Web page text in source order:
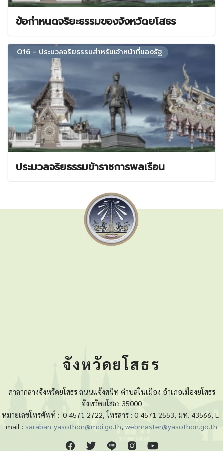
ข้อกำหนดจริยะธรรมของจังหวัดยโสธร
O16 - ประมวลจริยธรรมสำหรับเจ้าหน้าที่ของรัฐ
ประมวลจริยธรรมข้าราชการพลเรือน
จังหวัดยโสธร
ศาลากลางจังหวัดยโสธร ถนนแจ้งสนิท ตำบลในเมือง อำเภอเมืองยโสธร
จังหวัดยโสธร 35000
หมายเลขโทรศัพท์ : 0 4571 2722, โทรสาร : 0 4571 2553, มท. 43566, E-
mail : saraban_yasothon@moi.go.th, webmaster@yasothon.go.th